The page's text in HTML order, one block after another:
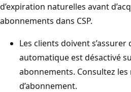
d’expiration naturelles avant
abonnements dans CSP.
Les clients doivent
automatique est désactivé
abonnements. Consultez
d’abonnement.